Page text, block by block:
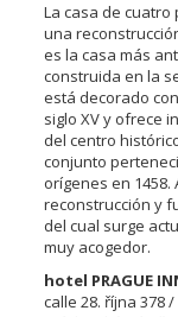
La casa de
una
es la casa más
construida en la
está decorado
siglo XV y ofrece
del centro
conjunto
orígenes en
reconstrucción y
del cual surge
muy acogedor.
hotel PRAGUE
calle 28. října 378 /